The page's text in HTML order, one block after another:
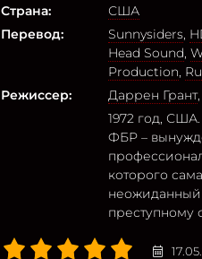
Страна:
США
Перевод:
Sunnysiders,
Head Sound,
Production,
Режиссер:
Даррен Грант,
1972 год,
ФБР –
которого
неожиданный
преступному